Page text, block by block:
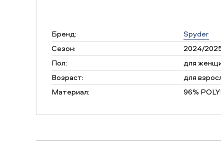
Бренд:
Spyder
Сезон:
2024/
Пол:
для
Возраст:
для
Материал:
96%